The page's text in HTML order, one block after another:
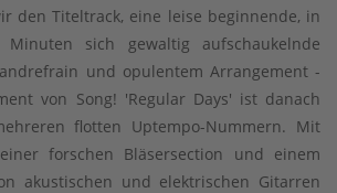
den Titeltrack, eine leise beginnende, in
sich gewaltig aufschaukelnde
und opulentem Arrangement -
von Song! 'Regular Days' ist danach
flotten Uptempo-Nummern. Mit
forschen Bläsersection und einem
akustischen und elektrischen Gitarren